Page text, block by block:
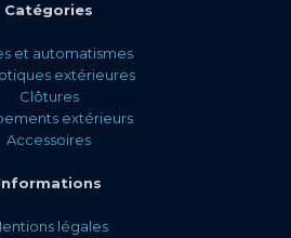
Catégories
et automatismes
extérieures
Clôtures
extérieurs
Accessoires
légales